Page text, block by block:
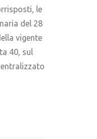
le
del 28
vigente
40, sul